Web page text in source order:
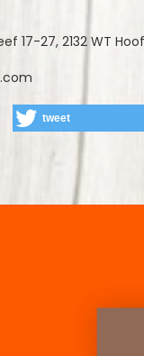
17-27, 2132 WT
tweet